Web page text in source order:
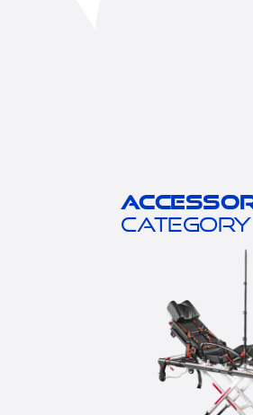
category